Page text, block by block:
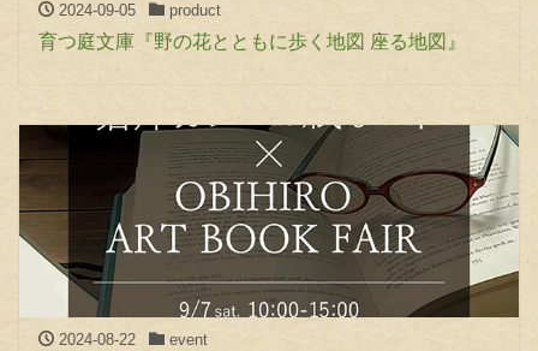
2024-09-05 product
育つ庭文庫『野の花とともに歩く地図 座る地図』
2024-08-22 event